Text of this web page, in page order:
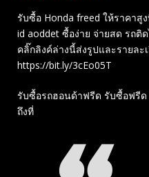
รับซื้อ Honda freed ให้ราคาสู
id aoddet ซื้อง่าย จ่ายสด รถ
คลิ๊กลิงค์ล่างนี้ส่งรูปและรายละ
https://bit.ly/3cEo05T
รับซื้อรถฮอนด้าฟรีด รับซื้อฟรีด
ถึงที่